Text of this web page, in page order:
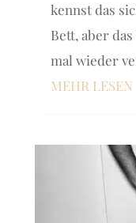
kennst das
Bett, aber
mal wieder
MEHR LESEN